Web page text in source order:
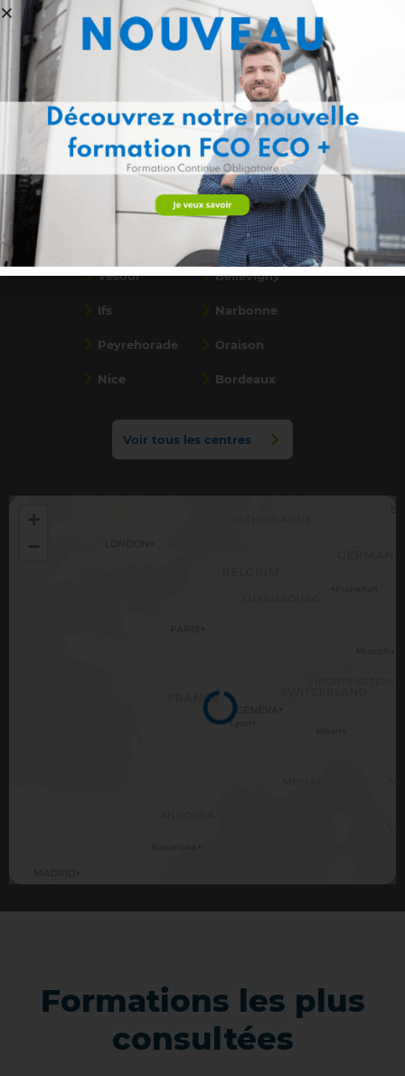
Formations par ville
Saint-Paul, La
Réunion
Ancenis Calais
Dunkerque Saint-Priest
Bondues
Vesoul Bellevigny
Ifs Narbonne
Peyrehorade Oraison
Nice Bordeaux
Voir tous les centres
+
−
Formations les plus
consultées